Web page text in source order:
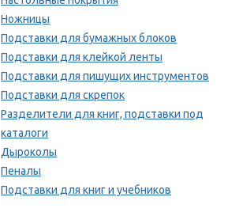
Ножницы
Подставки для бумажных блоков
Подставки для клейкой ленты
Подставки для пишущих инструментов
Подставки для скрепок
Разделители для книг, подставки под
каталоги
Дыроколы
Пеналы
Подставки для книг и учебников